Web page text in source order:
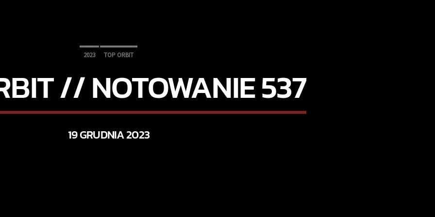
2023 TOP ORBIT
// NOTOWANIE 537
19 GRUDNIA 2023